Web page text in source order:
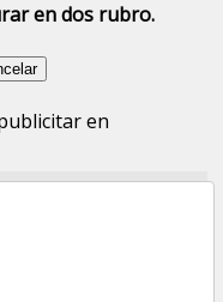
en dos rubro.
en